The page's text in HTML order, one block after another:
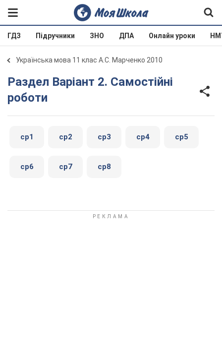
ГДЗ Підручники ЗНО ДПА Онлайн уроки
Українська мова 11 клас А.С. Марченко 2010
Раздел Варіант 2. Самостійні
роботи
ср1 ср2 ср3 ср4 ср5
ср6 ср7 ср8